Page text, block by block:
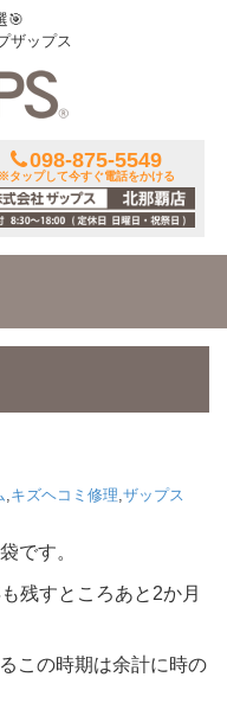
🎯
ザップス
098-875-5549
※タップして今すぐ電話をかける
キズヘコミ修理 ザップス
です。
残すところあと2か月
この時期は余計に時の